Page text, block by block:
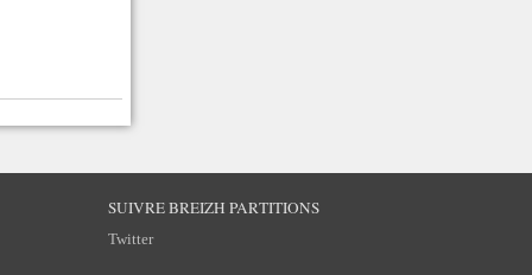
SUIVRE BREIZH PARTITIONS
Twitter